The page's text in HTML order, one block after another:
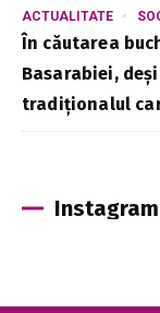
ACTUALITATE
În căutarea
Basarabiei,
tradiționalul
Instagram